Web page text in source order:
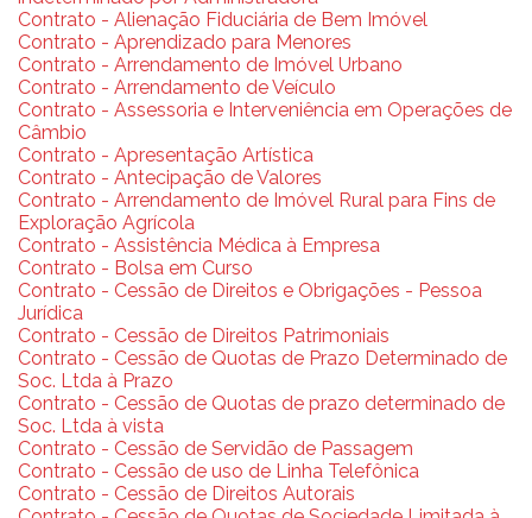
Contrato - Alienação Fiduciária de Bem Imóvel
Contrato - Aprendizado para Menores
Contrato - Arrendamento de Imóvel Urbano
Contrato - Arrendamento de Veículo
Contrato - Assessoria e Interveniência em Operações de
Câmbio
Contrato - Apresentação Artística
Contrato - Antecipação de Valores
Contrato - Arrendamento de Imóvel Rural para Fins de
Exploração Agrícola
Contrato - Assistência Médica à Empresa
Contrato - Bolsa em Curso
Contrato - Cessão de Direitos e Obrigações - Pessoa
Jurídica
Contrato - Cessão de Direitos Patrimoniais
Contrato - Cessão de Quotas de Prazo Determinado de
Soc. Ltda à Prazo
Contrato - Cessão de Quotas de prazo determinado de
Soc. Ltda à vista
Contrato - Cessão de Servidão de Passagem
Contrato - Cessão de uso de Linha Telefônica
Contrato - Cessão de Direitos Autorais